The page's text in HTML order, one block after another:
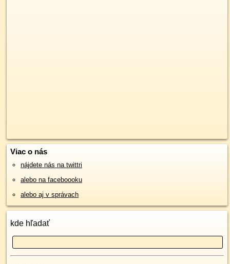
Viac o nás
nájdete nás na twittri
alebo na faceboooku
alebo aj v správach
kde hľadať